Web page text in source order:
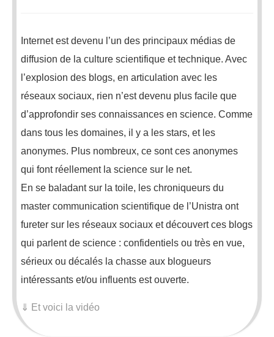
Internet est devenu l’un des principaux médias de
diffusion de la culture scientifique et technique. Avec
l’explosion des blogs, en articulation avec les
réseaux sociaux, rien n’est devenu plus facile que
d’approfondir ses connaissances en science. Comme
dans tous les domaines, il y a les stars, et les
anonymes. Plus nombreux, ce sont ces anonymes
qui font réellement la science sur le net.
En se baladant sur la toile, les chroniqueurs du
master communication scientifique de l’Unistra ont
fureter sur les réseaux sociaux et découvert ces blogs
qui parlent de science : confidentiels ou très en vue,
sérieux ou décalés la chasse aux blogueurs
intéressants et/ou influents est ouverte.
⇓ Et voici la vidéo